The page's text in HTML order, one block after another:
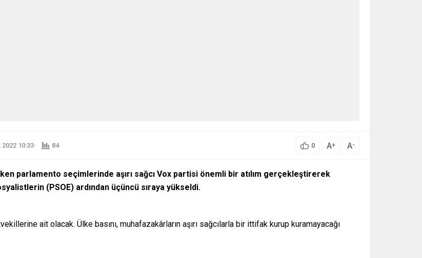
10:33 84 0 A+ A-
parlamento seçimlerinde aşırı sağcı Vox partisi önemli bir atılım gerçekleştirerek
(PSOE) ardından üçüncü sıraya yükseldi.
ait olacak. Ülke basını, muhafazakârların aşırı sağcılarla bir ittifak kurup kuramayacağı